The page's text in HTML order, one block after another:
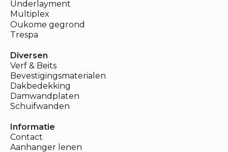
Underlayment
Multiplex
Oukome gegrond
Trespa
Diversen
Verf & Beits
Bevestigingsmaterialen
Dakbedekking
Damwandplaten
Schuifwanden
Informatie
Contact
Aanhanger lenen